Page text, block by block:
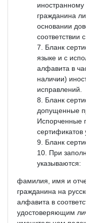
иностранному
гражданина
основании
соответствии с
Бланк
языке и с
алфавита в
наличии)
исправлений.
Бланк
допущенные
Испорченные
сертификатов
Бланк
При
указываются:
фамилия, имя и
гражданина на
алфавита в
удостоверяющим